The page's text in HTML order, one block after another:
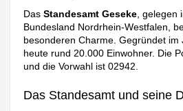
DasStandesamt Geseke , gelegen
Bundesland Nordrhein-Westfalen,
besonderen Charme. Gegründet im
heute rund 20.000 Einwohner. Die
und die Vorwahl ist 02942.
Das Standesamt und seine